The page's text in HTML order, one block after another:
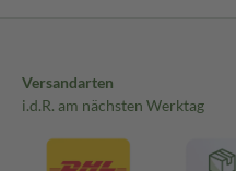
Versandarten
i.d.R. am nächsten Werktag